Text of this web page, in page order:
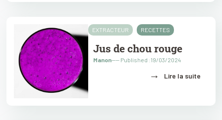
EXTRACTEUR RECETTES
Jus de chou rouge
Manon---- Published :19/03/2024
→ Lire la suite